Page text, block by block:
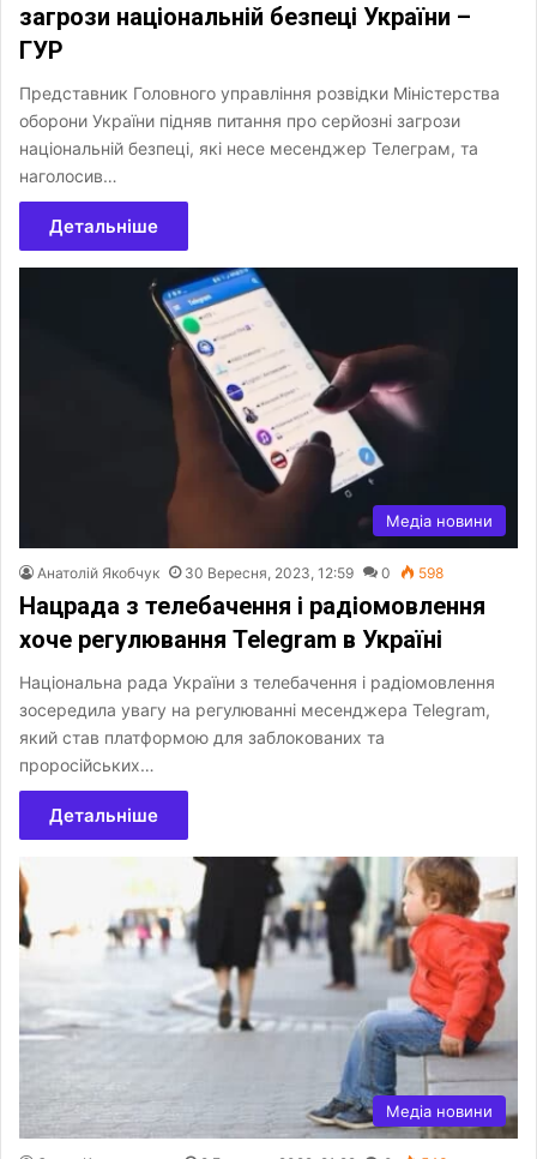
загрози національній безпеці України –
ГУР
Представник Головного управління розвідки Міністерства
оборони України підняв питання про серйозні загрози
національній безпеці, які несе месенджер Телеграм, та
наголосив…
Детальніше
Медіа новини
Анатолій Якобчук 30 Вересня, 2023, 12:59 0 598
Нацрада з телебачення і радіомовлення
хоче регулювання Telegram в Україні
Національна рада України з телебачення і радіомовлення
зосередила увагу на регулюванні месенджера Telegram,
який став платформою для заблокованих та
проросійських…
Детальніше
Медіа новини